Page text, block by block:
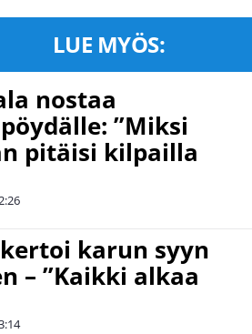
LUE MYÖS:
nostaa
”Miksi
pitäisi kilpailla
karun syyn
– ”Kaikki alkaa